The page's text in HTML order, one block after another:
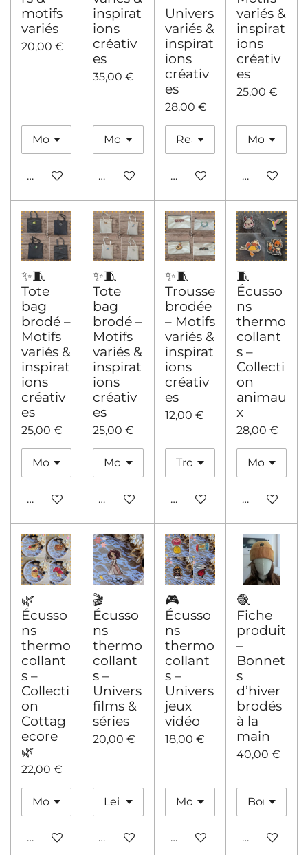
motifs
variés
20,00 €
Ajouter au panier
inspirat
ions
créativ
es
35,00 €
Ajouter au panier
Univers
variés &
inspirat
ions
créativ
es
28,00 €
Ajouter au panier
variés &
inspirat
ions
créativ
es
25,00 €
Ajouter au
✨🧵
Tote
bag
brodé –
Motifs
variés &
inspirat
ions
créativ
es
25,00 €
Ajouter au panier
✨🧵
Tote
bag
brodé –
Motifs
variés &
inspirat
ions
créativ
es
25,00 €
Ajouter au panier
✨🧵
Trousse
brodée
– Motifs
variés &
inspirat
ions
créativ
es
12,00 €
Ajouter au panier
🧵
Écusso
ns
thermo
collant
s –
Collecti
on
animau
x
28,00 €
Ajouter au
🌿
Écusso
ns
thermo
collant
s –
Collecti
on
Cottag
ecore
🌿
22,00 €
Ajouter au panier
🎬
Écusso
ns
thermo
collant
s –
Univers
films &
séries
20,00 €
Ajouter au panier
🎮
Écusso
ns
thermo
collant
s –
Univers
jeux
vidéo
18,00 €
Ajouter au panier
🧶
Fiche
produit
–
Bonnet
s
d’hiver
brodés
à la
main
40,00 €
Ajouter au